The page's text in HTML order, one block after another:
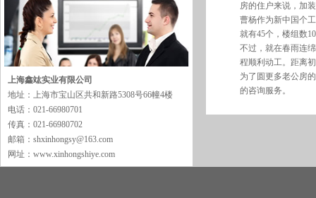
上海鑫竑实业有限公司
地址：上海市宝山区共和新路5308号66幢4楼
电话：021-66980701
传真：021-66980702
邮箱：shxinhongsy@163.com
网址：www.xinhongshiye.com
房的住户来说，加
曹杨作为新中国个
就有45个，楼组数
不过，就在春雨连
程顺利动工。距离
为了圆更多老公房
的咨询服务。